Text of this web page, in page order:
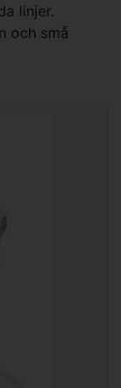
linjer.
och små